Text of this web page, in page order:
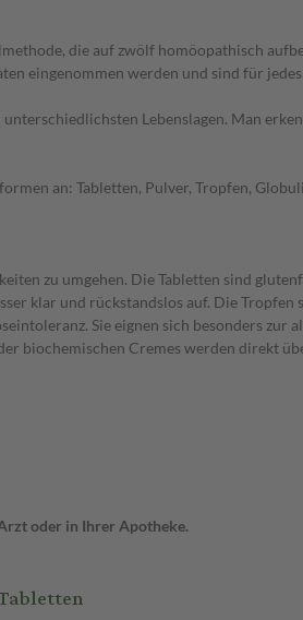
die auf zwölf homöopathisch
eingenommen werden und sind für
Lebenslagen. Man
an: Tabletten, Pulver, Tropfen,
zu umgehen. Die Tabletten sind
klar und rückstandslos auf. Die
Sie eignen sich besonders
biochemischen Cremes werden direkt
oder in Ihrer Apotheke.